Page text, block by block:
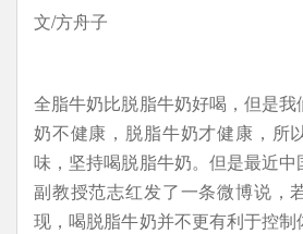
文/方舟子
全脂牛奶比脱脂牛奶好喝，但是
奶不健康，脱脂牛奶才健康，所
味，坚持喝脱脂牛奶。但是最近
副教授范志红发了一条微博说，
现，喝脱脂牛奶并不更有利于控